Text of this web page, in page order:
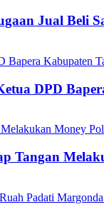
Jual Beli
Bapera Kabupaten
DPD
Money
Tangan
Padati